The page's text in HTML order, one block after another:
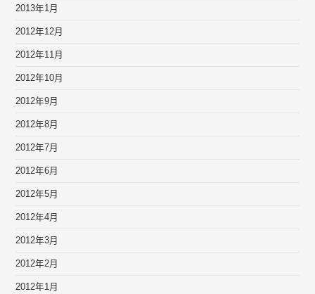
2013年1月
2012年12月
2012年11月
2012年10月
2012年9月
2012年8月
2012年7月
2012年6月
2012年5月
2012年4月
2012年3月
2012年2月
2012年1月